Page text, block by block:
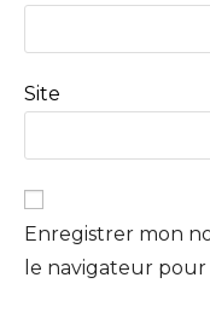
Site
Enregistrer mon
le navigateur